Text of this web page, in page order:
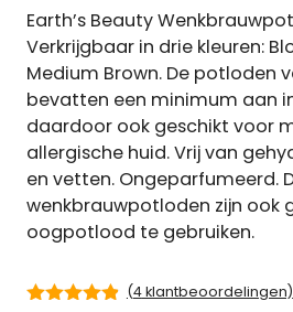
Earth’s Beauty
Verkrijgbaar in drie kleuren:
Medium Brown. De potloden
bevatten een minimum aan
daardoor ook geschikt voor
allergische huid. Vrij van
en vetten. Ongeparfumeerd.
wenkbrauwpotloden zijn ook
oogpotlood te gebruiken.
(4klantbeoordelingen)